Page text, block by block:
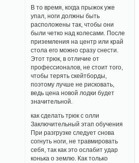
В то время, когда прыжок уже
упал, ноги должны быть
расположены так, чтобы они
были четко над колесами. После
приземления на центр или край
стола его можно сразу снести.
Этот трюк, в отличие от
профессионалов, не стоит того,
чтобы терять скейтборды,
поэтому лучше не рисковать,
ведь цена новой лодки будет
значительной.
как сделать трюк с олли
Заключительный этап обучения
При разгрузке следует снова
согнуть ноги, не травмировать
себя, так как это ослабит удар
конька о землю. Как только